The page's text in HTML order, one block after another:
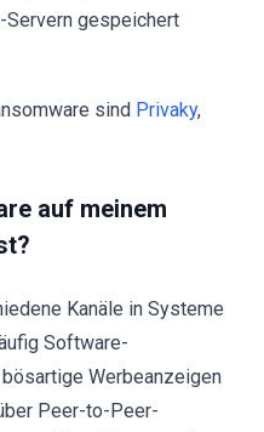
Servern gespeichert
sind Privaky,
auf meinem
Kanäle in Systeme
Software-
Werbeanzeigen
Peer-to-Peer-